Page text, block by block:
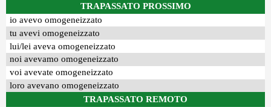
TRAPASSATO PROSSIMO
io avevo omogeneizzato
tu avevi omogeneizzato
lui/lei aveva omogeneizzato
noi avevamo omogeneizzato
voi avevate omogeneizzato
loro avevano omogeneizzato
TRAPASSATO REMOTO